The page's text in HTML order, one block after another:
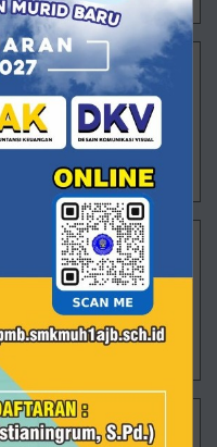
Muhammadiyah 1
- Dilihat 987 kali
Muhammadiyah
- Dilihat 871 kali